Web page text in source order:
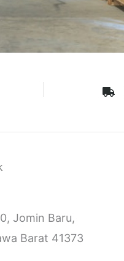
Jomin Baru,
Barat 41373